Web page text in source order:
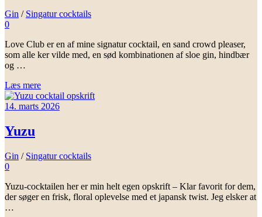
Gin / Singatur cocktails
0
Love Club er en af mine signatur cocktail, en sand crowd pleaser,
som alle ker vilde med, en sød kombinationen af sloe gin, hindbær
og …
Læs mere
14. marts 2026
Yuzu
Gin / Singatur cocktails
0
Yuzu-cocktailen her er min helt egen opskrift – Klar favorit for dem,
der søger en frisk, floral oplevelse med et japansk twist. Jeg elsker at
…